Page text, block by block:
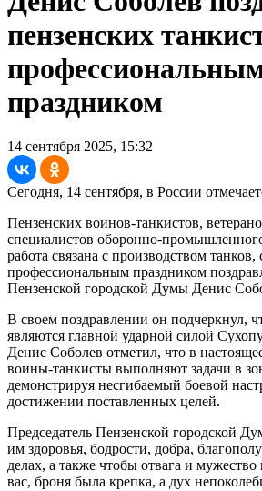
пензенских
праздником
14 сентября 2025, 15:32
Сегодня, 14 сентября, в России
Пензенских воинов-танкистов,
специалистов оборонно-
работа связана с производством танков,
профессиональным праздником
Пензенской городской Думы Денис
В своем поздравлении он подчеркнул,
являются главной ударной силой
Денис Соболев отметил, что в
воины-танкисты выполняют задачи в
демонстрируя несгибаемый боевой
достижении поставленных целей.
Председатель Пензенской городской
им здоровья, бодрости, добра,
делах, а также чтобы отвага и
вас, броня была крепка, а дух